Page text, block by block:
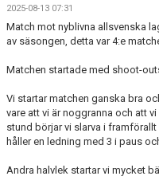
KALENDER
2025-08-13 07:31
Match mot nyblivna allsvenska
av säsongen, detta var 4:e
Matchen startade med shoot-
Vi startar matchen ganska bra
vare att vi är noggranna och att
stund börjar vi slarva i
håller en ledning med 3 i paus
Andra halvlek startar vi mycket